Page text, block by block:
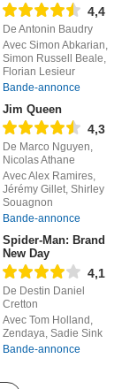
4,4
De Antonin Baudry
Avec Simon Abkarian,
Simon Russell Beale,
Florian Lesieur
Bande-annonce
Jim Queen
4,3
De Marco Nguyen,
Nicolas Athane
Avec Alex Ramires,
Jérémy Gillet, Shirley
Souagnon
Bande-annonce
Spider-Man: Brand
New Day
4,1
De Destin Daniel
Cretton
Avec Tom Holland,
Zendaya, Sadie Sink
Bande-annonce